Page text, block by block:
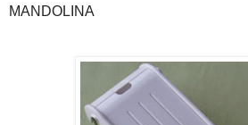
MANDOLINA